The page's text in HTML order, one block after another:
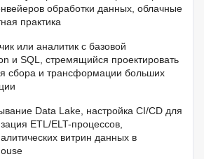
обработки данных, облачные
практика
или аналитик с базовой
и SQL, стремящийся проектировать
сбора и трансформации больших
Data Lake, настройка CI/CD для
ETL/ELT-процессов,
витрин данных в